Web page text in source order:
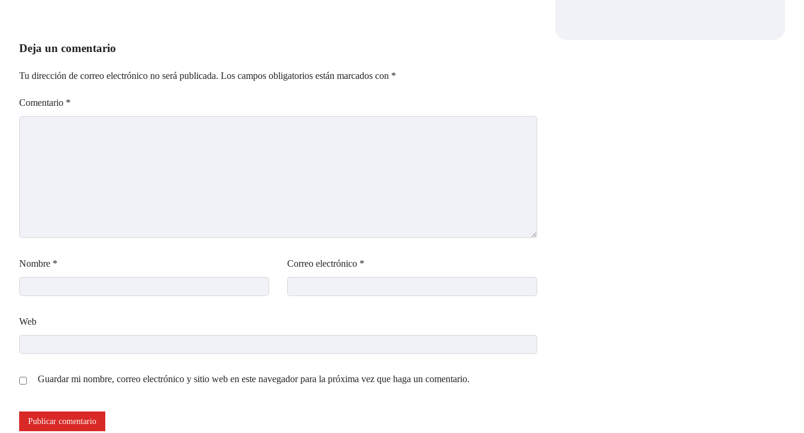
Deja un comentario
Tu dirección de correo electrónico no será publicada. Los campos obligatorios están marcados con *
Comentario *
Nombre * Correo electrónico *
Web
Guardar mi nombre, correo electrónico y sitio web en este navegador para la próxima vez que haga un comentario.